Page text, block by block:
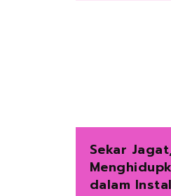
Sekar
dalam